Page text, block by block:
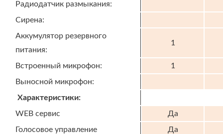
Радиодатчик размыкания:
Сирена:
Аккумулятор резервного
питания:
1
Встроенный микрофон:
1
Выносной микрофон:
Характеристики:
WEB сервис
Да
Голосовое управление
Да